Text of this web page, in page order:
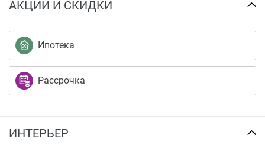
АКЦИИ И СКИДКИ
Ипотека
Рассрочка
ИНТЕРЬЕР